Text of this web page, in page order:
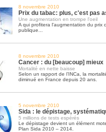
8 novembre 2010
Prix du tabac: plus, c'est pas
Une augmentation en trompe l'oeil
A qui profitera l'augmentation du prix
publique...
8 novembre 2010
Cancer : du [beaucoup] mieux
Mortalité en nette baisse
Selon un rapport de l’INCa, la
diminué en France depuis 20 ans.
5 novembre 2010
Sida : le dépistage,
5 millions de tests espérés
Le dépistage devient un élément
Plan Sida 2010 – 2014.